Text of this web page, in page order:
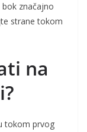
značajno
strane tokom
na
tokom prvog